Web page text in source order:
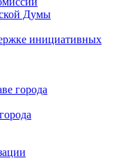
Думы
инициативных
города